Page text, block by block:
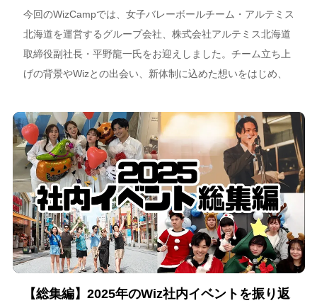
今回のWizCampでは、女子バレーボールチーム・アルテミス
北海道を運営するグループ会社、株式会社アルテミス北海道
取締役副社長・平野龍一氏をお迎えしました。チーム立ち上
げの背景やWizとの出会い、新体制に込めた想いをはじめ、
海道が描く今後のビジョンについて語っています。
【総集編】2025年のWiz社内イベントを振り返